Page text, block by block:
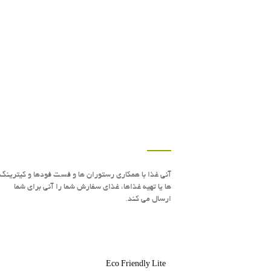
آنی غذا با همكاری رستوران ها و فست فودها و كیترینگ
ها یا تهیه غذاها، غذای سفارش شما را آنی برای شما
ارسال می كند.
Eco Friendly Lite